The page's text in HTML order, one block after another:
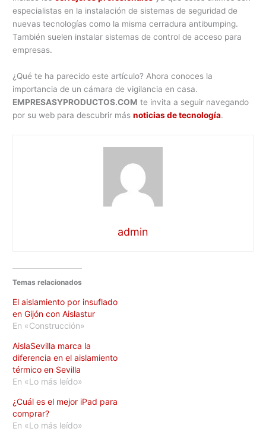
especialistas en la instalación de sistemas de seguridad de
nuevas tecnologías como la misma cerradura antibumping.
También suelen instalar sistemas de control de acceso para
empresas.
¿Qué te ha parecido este artículo? Ahora conoces la
importancia de un cámara de vigilancia en casa.
EMPRESASYPRODUCTOS.COM te invita a seguir navegando
por su web para descubrir másnoticias de tecnología.
admin
Temas relacionados
El aislamiento por insuflado
en Gijón con Aislastur
En «Construcción»
AislaSevilla marca la
diferencia en el aislamiento
térmico en Sevilla
En «Lo más leído»
¿Cuál es el mejor iPad para
comprar?
En «Lo más leído»